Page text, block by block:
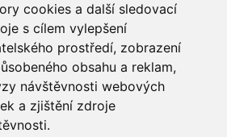
cookies a další sledovací
s cílem vylepšení
prostředí, zobrazení
obsahu a reklam,
návštěvnosti webových
a zjištění zdroje
distributor